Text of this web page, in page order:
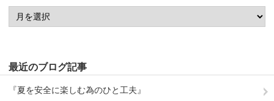
最近のブログ記事
『夏を安全に楽しむ為のひと工夫』